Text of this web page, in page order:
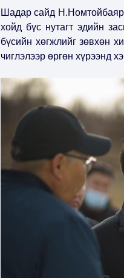
Шадар сайд Н.Номтойбаяр
хойд бүс нутагт эдийн
бүсийн хөгжлийг зөвхөн
чиглэлээр өргөн хүрээнд